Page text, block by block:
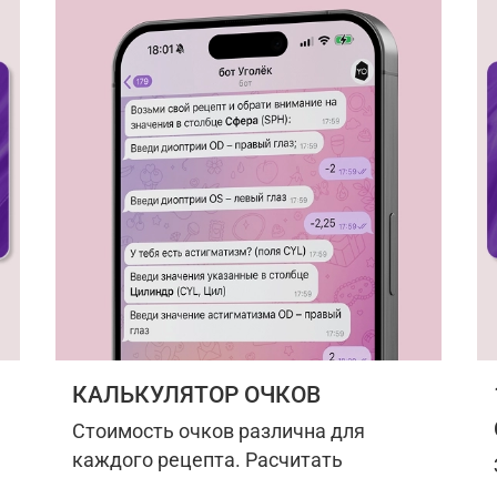
КАЛЬКУЛЯТОР ОЧКОВ
Стоимость очков различна для
каждого рецепта. Расчитать